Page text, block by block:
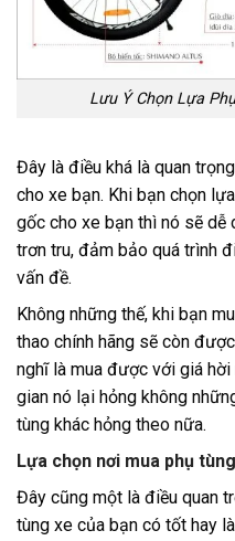
Lưu Ý Chọn Lựa
Đây là điều khá là quan
cho xe bạn. Khi bạn chọn
gốc cho xe bạn thì nó sẽ
trơn tru, đảm bảo quá trình
vấn đề.
Không những thế, khi bạn
thao chính hãng sẽ còn
nghĩ là mua được với giá
gian nó lại hỏng không
tùng khác hỏng theo nữa.
Lựa chọn nơi mua phụ
Đây cũng một là điều quan
tùng xe của bạn có tốt hay